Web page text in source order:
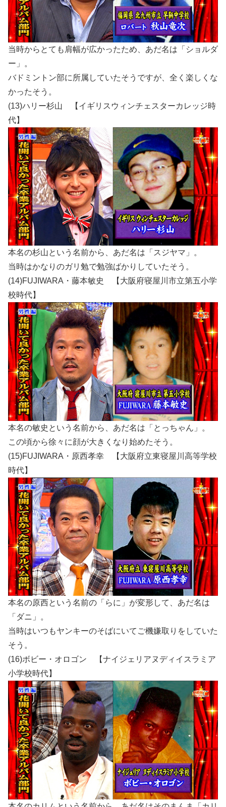
当時からとても肩幅が広かったため、あだ名は「ショルダ
ー」。
バドミントン部に所属していたそうですが、全く楽しくな
かったそう。
(13)ハリー杉山 【イギリスウィンチェスターカレッジ時
代】
本名の杉山という名前から、あだ名は「スジヤマ」。
当時はかなりのガリ勉で勉強ばかりしていたそう。
(14)FUJIWARA・藤本敏史 【大阪府寝屋川市立第五小学
校時代】
本名の敏史という名前から、あだ名は「とっちゃん」。
この頃から徐々に顔が大きくなり始めたそう。
(15)FUJIWARA・原西孝幸 【大阪府立東寝屋川高等学校
時代】
本名の原西という名前の「らに」が変形して、あだ名は
「ダニ」。
当時はいつもヤンキーのそばにいてご機嫌取りをしていた
そう。
(16)ボビー・オロゴン 【ナイジェリアヌディイスラミア
小学校時代】